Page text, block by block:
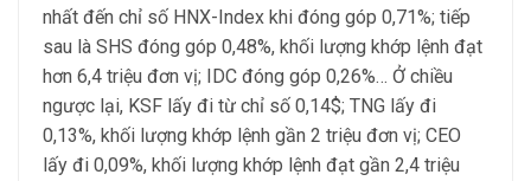
nhất đến chỉ số HNX-Index khi đóng góp 0,71%; tiếp
sau là SHS đóng góp 0,48%, khối lượng khớp lệnh đạt
hơn 6,4 triệu đơn vị; IDC đóng góp 0,26%… Ở chiều
ngược lại, KSF lấy đi từ chỉ số 0,14$; TNG lấy đi
0,13%, khối lượng khớp lệnh gần 2 triệu đơn vị; CEO
lấy đi 0,09%, khối lượng khớp lệnh đạt gần 2,4 triệu